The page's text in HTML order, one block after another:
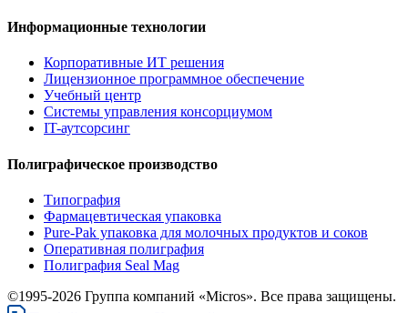
Информационные технологии
Корпоративные ИТ решения
Лицензионное программное обеспечение
Учебный центр
Системы управления консорциумом
IT-аутсорсинг
Полиграфическое производство
Типография
Фармацевтическая упаковка
Pure-Pak упаковка для молочных продуктов и соков
Оперативная полиграфия
Полиграфия Seal Mag
©1995-2026 Группа компаний «Micros». Все права защищены.